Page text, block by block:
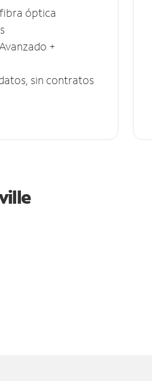
óptica
+
sin contratos